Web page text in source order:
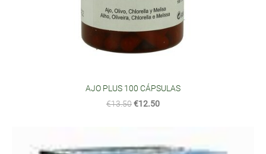
AJO PLUS 100 CÁPSULAS
€13.50€12.50